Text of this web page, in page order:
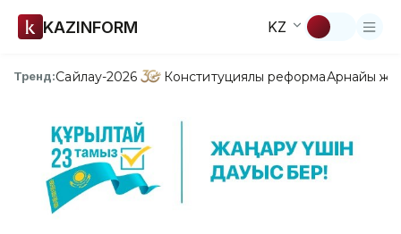
KAZINFORM KZ
Тренд:Сайлау-2026 Конституциялық реформаАрнайы